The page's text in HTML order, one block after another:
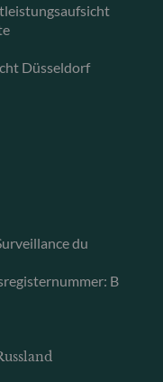
Düsseldorf
du
B